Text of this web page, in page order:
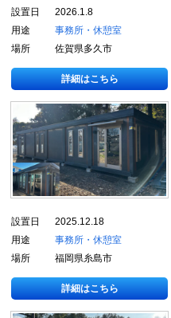
設置日
2026.1.8
用途
事務所・休憩室
場所
佐賀県多久市
詳細はこちら
設置日
2025.12.18
用途
事務所・休憩室
場所
福岡県糸島市
詳細はこちら